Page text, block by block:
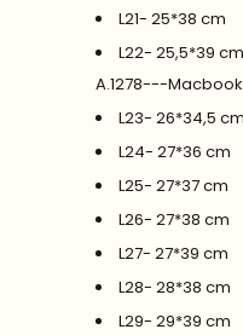
L21- 25*38 cm
L22- 25,5*39
A.1278---
L23- 26*34,5 cm
L24- 27*36 cm
L25- 27*37 cm
L26- 27*38 cm
L27- 27*39 cm
L28- 28*38 cm
L29- 29*39 cm